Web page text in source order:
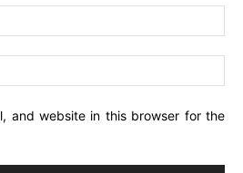
and website in this browser for the